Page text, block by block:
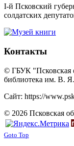
I-й Псковский
солдатских
Контакты
© ГБУК "Псковская
библиотека им. В.
Сайт: https://
© 2026 Псковская
Goto Top